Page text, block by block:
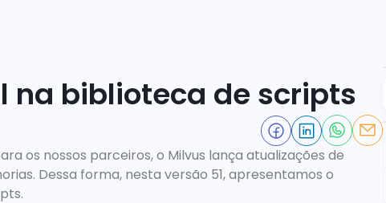
na biblioteca de scripts
os nossos parceiros, o Milvus lança atualizações de
.